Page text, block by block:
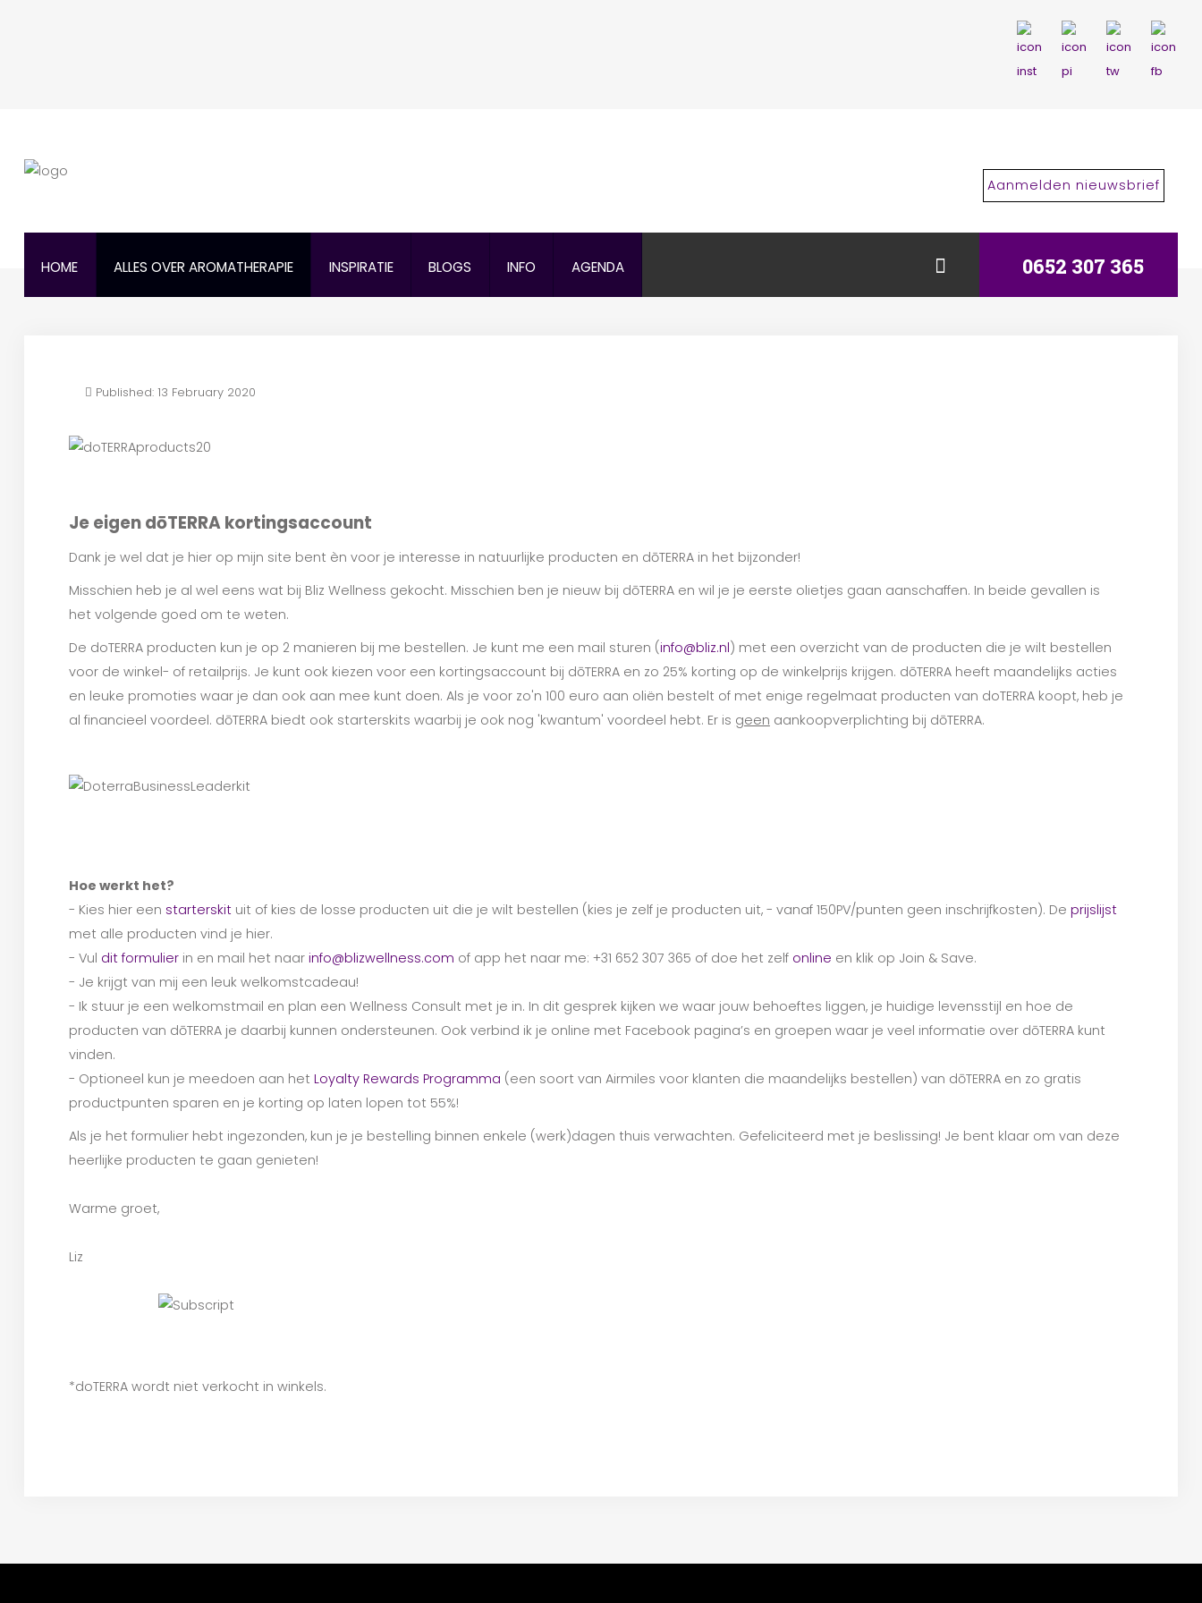
Aanmelden nieuwsbrief
HOME ALLES OVER AROMATHERAPIE INSPIRATIE BLOGS INFO AGENDA 0652 307 365
Published: 13 February 2020
Je eigen dōTERRA kortingsaccount
Dank je wel dat je hier op mijn site bent èn voor je interesse in natuurlijke producten en dōTERRA in het bijzonder!
Misschien heb je al wel eens wat bij Bliz Wellness gekocht. Misschien ben je nieuw bij dōTERRA en wil je je eerste olietjes gaan aanschaffen. In beide gevallen is
het volgende goed om te weten.
De doTERRA producten kun je op 2 manieren bij me bestellen. Je kunt me een mail sturen (info@bliz.nl) met een overzicht van de producten die je wilt bestellen
voor de winkel- of retailprijs. Je kunt ook kiezen voor een kortingsaccount bij dōTERRA en zo 25% korting op de winkelprijs krijgen. dōTERRA heeft maandelijks acties
en leuke promoties waar je dan ook aan mee kunt doen. Als je voor zo'n 100 euro aan oliën bestelt of met enige regelmaat producten van doTERRA koopt, heb je
al financieel voordeel. dōTERRA biedt ook starterskits waarbij je ook nog 'kwantum' voordeel hebt. Er is geen aankoopverplichting bij dōTERRA.
Hoe werkt het?
- Kies hier een starterskit uit of kies de losse producten uit die je wilt bestellen (kies je zelf je producten uit, - vanaf 150PV/punten geen inschrijfkosten). De prijslijst
met alle producten vind je hier.
- Vul dit formulierin en mail het naar info@blizwellness.com of app het naar me: +31 652 307 365 of doe het zelf online en klik op Join & Save.
- Je krijgt van mij een leuk welkomstcadeau!
- Ik stuur je een welkomstmail en plan een Wellness Consult met je in. In dit gesprek kijken we waar jouw behoeftes liggen, je huidige levensstijl en hoe de
producten van dōTERRA je daarbij kunnen ondersteunen. Ook verbind ik je online met Facebook pagina’s en groepen waar je veel informatie over dōTERRA kunt
vinden.
- Optioneel kun je meedoen aan het Loyalty Rewards Programma (een soort van Airmiles voor klanten die maandelijks bestellen) van dōTERRA en zo gratis
productpunten sparen en je korting op laten lopen tot 55%!
Als je het formulier hebt ingezonden, kun je je bestelling binnen enkele (werk)dagen thuis verwachten. Gefeliciteerd met je beslissing! Je bent klaar om van deze
heerlijke producten te gaan genieten!
Warme groet,
Liz
*doTERRA wordt niet verkocht in winkels.